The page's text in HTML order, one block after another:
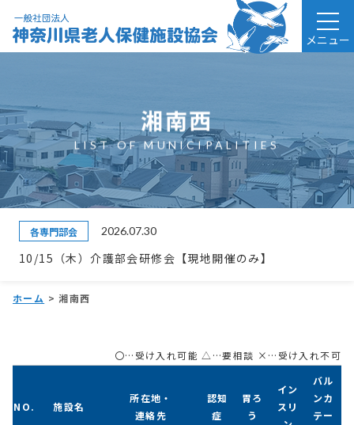
メニュー
湘南西
LIST OF MUNICIPALITIES
各専門部会 2026.07.30
10/15（木）介護部会研修会【現地開催のみ】
ホーム >湘南西
〇…受け入れ可能 △…要相談 ×…受け入れ不可
NO. 施設名
所在地・
連絡先
認知
症
胃ろ
う
イン
スリ
バル
ンカ
テー